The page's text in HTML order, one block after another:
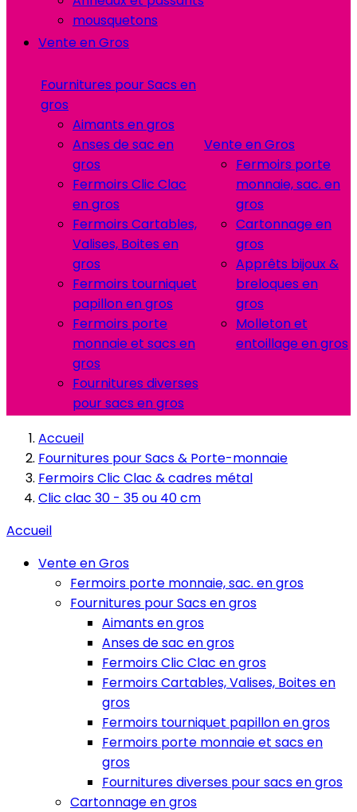
mousquetons
Vente en Gros
Fournitures pour Sacs en
gros
Aimants en gros
Anses de sac en
gros
Fermoirs Clic Clac
en gros
Fermoirs Cartables,
Valises, Boites en
gros
Fermoirs tourniquet
papillon en gros
Fermoirs porte
monnaie et sacs en
gros
Fournitures diverses
pour sacs en gros
Vente en Gros
Fermoirs porte
monnaie, sac. en
gros
Cartonnage en
gros
Apprêts bijoux &
breloques en
gros
Molleton et
entoillage en gros
Accueil
Fournitures pour Sacs & Porte-monnaie
Fermoirs Clic Clac & cadres métal
Clic clac 30 - 35 ou 40 cm
Accueil
Vente en Gros
Fermoirs porte monnaie, sac. en gros
Fournitures pour Sacs en gros
Aimants en gros
Anses de sac en gros
Fermoirs Clic Clac en gros
Fermoirs Cartables, Valises, Boites en
gros
Fermoirs tourniquet papillon en gros
Fermoirs porte monnaie et sacs en
gros
Fournitures diverses pour sacs en gros
Cartonnage en gros